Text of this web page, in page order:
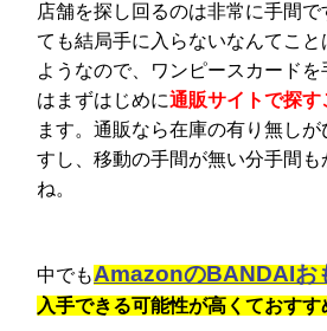
店舗を探し回るのは非常に手間で
ても結局手に入らないなんてこ
ようなので、ワンピースカード
はまずはじめに通販サイトで探
ます。通販なら在庫の有り無しが
すし、移動の手間が無い分手間も
ね。
中でもAmazonのBANDAIお
入手できる可能性が高くておすす